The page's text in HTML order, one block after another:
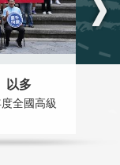
以多
全國高級